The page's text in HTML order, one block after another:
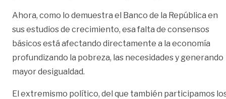
Ahora, como lo demuestra el Banco de la República en
sus estudios de crecimiento, esa falta de consensos
básicos está afectando directamente a la economía
profundizando la pobreza, las necesidades y generando
mayor desigualdad.
El extremismo político, del que también participamos